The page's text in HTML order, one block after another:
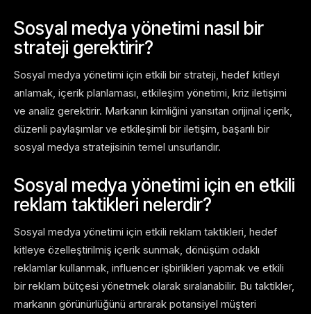
Sosyal medya yönetimi nasıl bir
strateji gerektirir?
Sosyal medya yönetimi için etkili bir strateji, hedef kitleyi
anlamak, içerik planlaması, etkileşim yönetimi, kriz iletişimi
ve analiz gerektirir. Markanın kimliğini yansıtan orijinal içerik,
düzenli paylaşımlar ve etkileşimli bir iletişim, başarılı bir
sosyal medya stratejisinin temel unsurlarıdır.
Sosyal medya yönetimi için en etkili
reklam taktikleri nelerdir?
Sosyal medya yönetimi için etkili reklam taktikleri, hedef
kitleye özelleştirilmiş içerik sunmak, dönüşüm odaklı
reklamlar kullanmak, influencer işbirlikleri yapmak ve etkili
bir reklam bütçesi yönetmek olarak sıralanabilir. Bu taktikler,
markanın görünürlüğünü artırarak potansiyel müşteri